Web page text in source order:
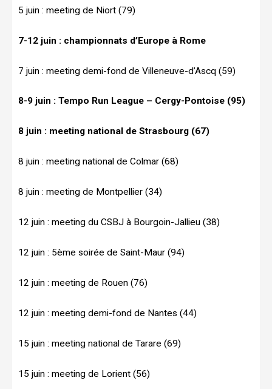
5 juin : meeting de Niort (79)
7-12 juin : championnats d’Europe à Rome
7 juin : meeting demi-fond de Villeneuve-d’Ascq (59)
8-9 juin : Tempo Run League – Cergy-Pontoise (95)
8 juin : meeting national de Strasbourg (67)
8 juin : meeting national de Colmar (68)
8 juin : meeting de Montpellier (34)
12 juin : meeting du CSBJ à Bourgoin-Jallieu (38)
12 juin : 5ème soirée de Saint-Maur (94)
12 juin : meeting de Rouen (76)
12 juin : meeting demi-fond de Nantes (44)
15 juin : meeting national de Tarare (69)
15 juin : meeting de Lorient (56)